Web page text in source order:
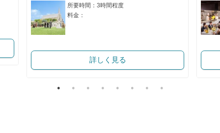
所要時間：3時間程度
料金：
詳しく見る